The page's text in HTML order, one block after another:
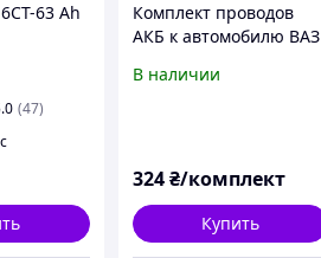
63 Аh
(47)
Комплект проводов
АКБ к автомобилю ВАЗ
клеммами
В наличии
324 ₴/комплект
Купить